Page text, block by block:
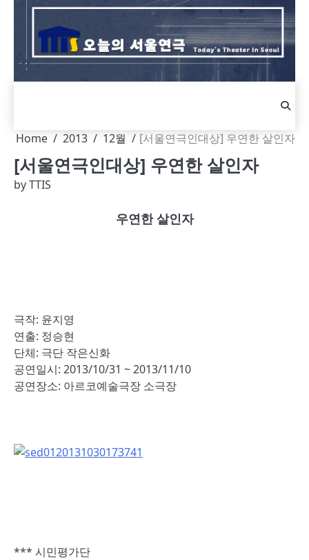
Skip
content
Home 2013 12월 [서울연극인대상] 우연한 살인자
[서울연극인대상] 우연한 살인자
byTTIS
우연한 살인자
극작: 윤지영
연출: 정승현
단체: 극단 작은신화
공연일시: 2013/10/31 ~ 2013/11/10
공연장소: 아르코예술극장 소극장
*** 시민평가단